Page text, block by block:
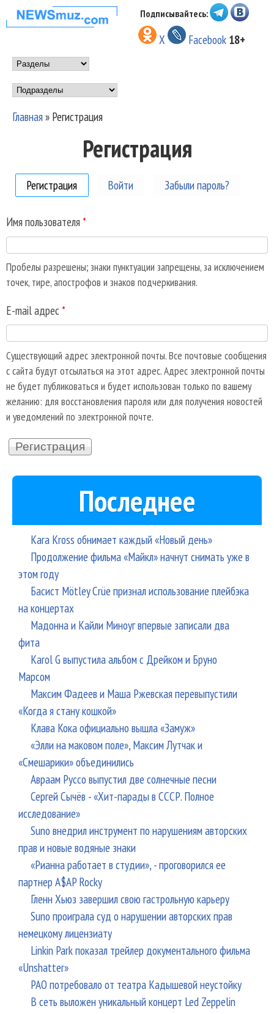
Перейти к основному
содержанию
НОВОСТИ
МУЗЫКИ И
ШОУ БИЗНЕСА
NEWSMUZ.COM
Подписывайтесь:
X Facebook 18+
Main menu
Подразделы
Главная» Регистрация
Регистрация
Регистрация (активная вкладка)
Войти Забыли пароль?
Имя пользователя *
Пробелы разрешены; знаки пунктуации запрещены, за исключением
точек, тире, апострофов и знаков подчеркивания.
E-mail адрес *
Существующий адрес электронной почты. Все почтовые сообщения
с сайта будут отсылаться на этот адрес. Адрес электронной почты
не будет публиковаться и будет использован только по вашему
желанию: для восстановления пароля или для получения новостей
и уведомлений по электронной почте.
Последнее
Kara Kross обнимает каждый «Новый день»
Продолжение фильма «Майкл» начнут снимать уже в
этом году
Басист Mötley Crüe признал использование плейбэка
на концертах
Мадонна и Кайли Миноуг впервые записали два
фита
Karol G выпустила альбом с Дрейком и Бруно
Марсом
Максим Фадеев и Маша Ржевская перевыпустили
«Когда я стану кошкой»
Клава Кока официально вышла «Замуж»
«Элли на маковом поле», Максим Лутчак и
«Смешарики» объединились
Авраам Руссо выпустил две солнечные песни
Сергей Сычёв - «Хит-парады в СССР. Полное
исследование»
Suno внедрил инструмент по нарушениям авторских
прав и новые водяные знаки
«Рианна работает в студии», - проговорился ее
партнер A$AP Rocky
Гленн Хьюз завершил свою гастрольную карьеру
Suno проиграла суд о нарушении авторских прав
немецкому лицензиату
Linkin Park показал трейлер документального фильма
«Unshatter»
РАО потребовало от театра Кадышевой неустойку
В сеть выложен уникальный концерт Led Zeppelin